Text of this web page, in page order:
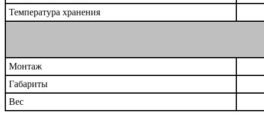
Температура хранения
Монтаж
Габариты
Вес